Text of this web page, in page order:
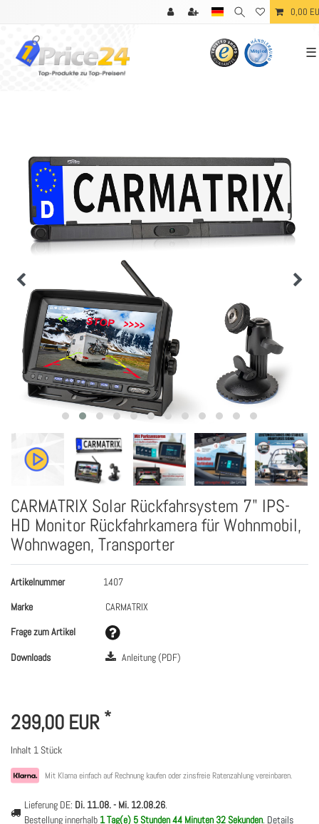
0,00
☰
CARMATRIX Solar Rückfahrsystem 7" IPS-
HD Monitor Rückfahrkamera für Wohnmobil,
Wohnwagen, Transporter
Artikelnummer
1407
Marke
CARMATRIX
Frage zum Artikel
Downloads
Anleitung (PDF)
299,00 EUR *
Inhalt 1 Stück
Mit Klarna einfach auf Rechnung kaufen oder zinsfreie Ratenzahlung vereinbaren.
Lieferung DE: Di. 11.08. - Mi. 12.08.26.
Bestellung innerhalb 1 Tag(e) 5 Stunden44 Minuten 32 Sekunden. Details